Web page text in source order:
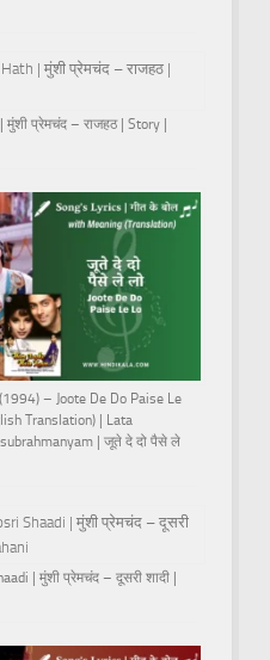
प्रेमचंद – राजहठ | Story |
– Joote De Do Paise Le
Translation) | Lata
| जूते दे दो पैसे ले
| मुंशी प्रेमचंद – दूसरी शादी |